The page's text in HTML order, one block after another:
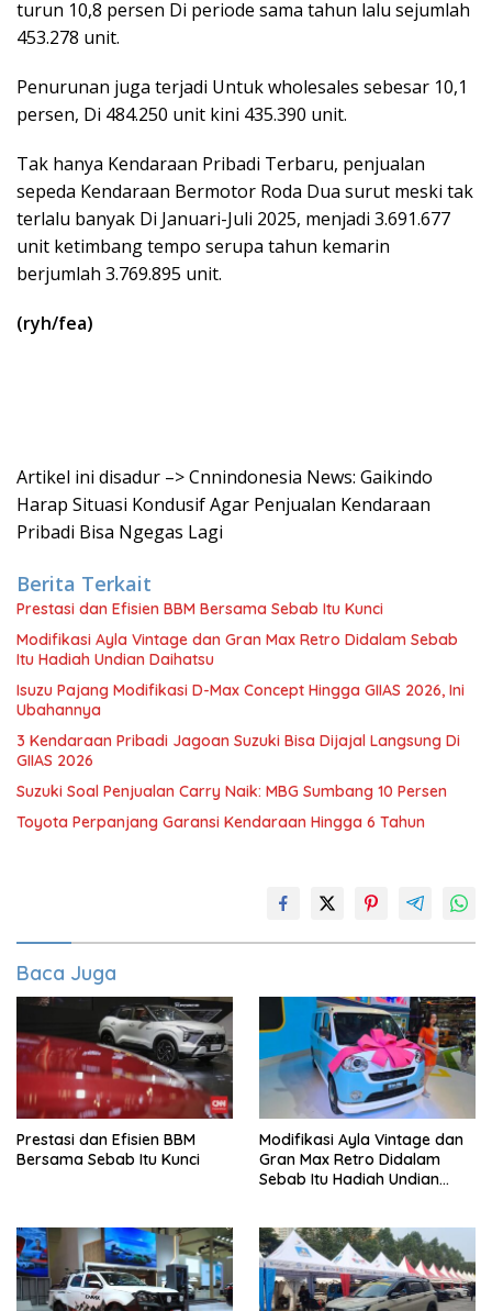
turun 10,8 persen Di periode sama tahun lalu sejumlah
453.278 unit.
Penurunan juga terjadi Untuk wholesales sebesar 10,1
persen, Di 484.250 unit kini 435.390 unit.
Tak hanya Kendaraan Pribadi Terbaru, penjualan
sepeda Kendaraan Bermotor Roda Dua surut meski tak
terlalu banyak Di Januari-Juli 2025, menjadi 3.691.677
unit ketimbang tempo serupa tahun kemarin
berjumlah 3.769.895 unit.
(ryh/fea)
Artikel ini disadur –> Cnnindonesia News: Gaikindo
Harap Situasi Kondusif Agar Penjualan Kendaraan
Pribadi Bisa Ngegas Lagi
Berita Terkait
Prestasi dan Efisien BBM Bersama Sebab Itu Kunci
Modifikasi Ayla Vintage dan Gran Max Retro Didalam Sebab
Itu Hadiah Undian Daihatsu
Isuzu Pajang Modifikasi D-Max Concept Hingga GIIAS 2026, Ini
Ubahannya
3 Kendaraan Pribadi Jagoan Suzuki Bisa Dijajal Langsung Di
GIIAS 2026
Suzuki Soal Penjualan Carry Naik: MBG Sumbang 10 Persen
Toyota Perpanjang Garansi Kendaraan Hingga 6 Tahun
Baca Juga
Prestasi dan Efisien BBM
Bersama Sebab Itu Kunci
Modifikasi Ayla Vintage dan
Gran Max Retro Didalam
Sebab Itu Hadiah Undian